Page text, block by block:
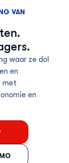
VAN
waar ze dol
en
met
en